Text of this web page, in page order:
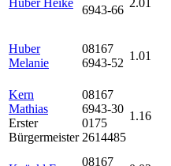
Huber Heike
6943-66
2.01
Huber
Melanie
08167
6943-52
1.01
Kern
Mathias
Erster
Bürgermeister
08167
6943-30
0175
2614485
1.16
08167